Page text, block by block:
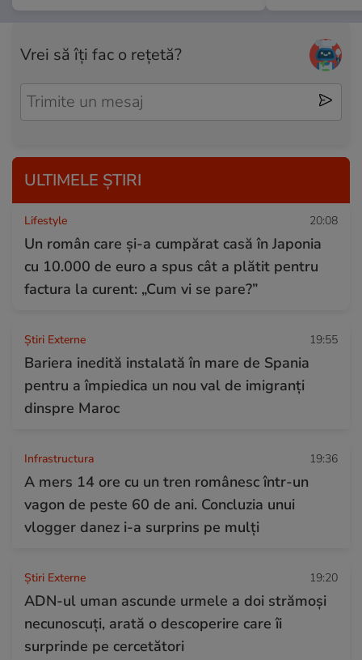
Vrei să îți fac o rețetă?
ULTIMELE ȘTIRI
Lifestyle 20:08
Un român care și-a cumpărat casă în Japonia
cu 10.000 de euro a spus cât a plătit pentru
factura la curent: „Cum vi se pare?”
Știri Externe 19:55
Bariera inedită instalată în mare de Spania
pentru a împiedica un nou val de imigranți
dinspre Maroc
Infrastructura 19:36
A mers 14 ore cu un tren românesc într-un
vagon de peste 60 de ani. Concluzia unui
vlogger danez i-a surprins pe mulți
Știri Externe 19:20
ADN-ul uman ascunde urmele a doi strămoși
necunoscuți, arată o descoperire care îi
surprinde pe cercetători